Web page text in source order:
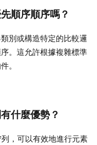
順序順序嗎？
別或構造特定的比較邏
。這允許根據複雜標準
。
什麼優勢？
，可以有效地進行元素